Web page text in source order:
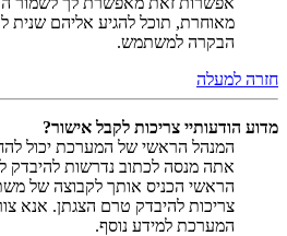
מאוחרת, תוכל להגיע אליהם שנית
הבקרה למשתמש.
חזרה למעלה
מדוע הודעותיי צריכות לקבל אישור?
המנהל הראשי של המערכת יכול
אתה מנסה לכתוב נדרשות להיבדק
הראשי הכניס אותך לקבוצה של
צריכות להיבדק טרם הצגתן. אנא
המערכת למידע נוסף.